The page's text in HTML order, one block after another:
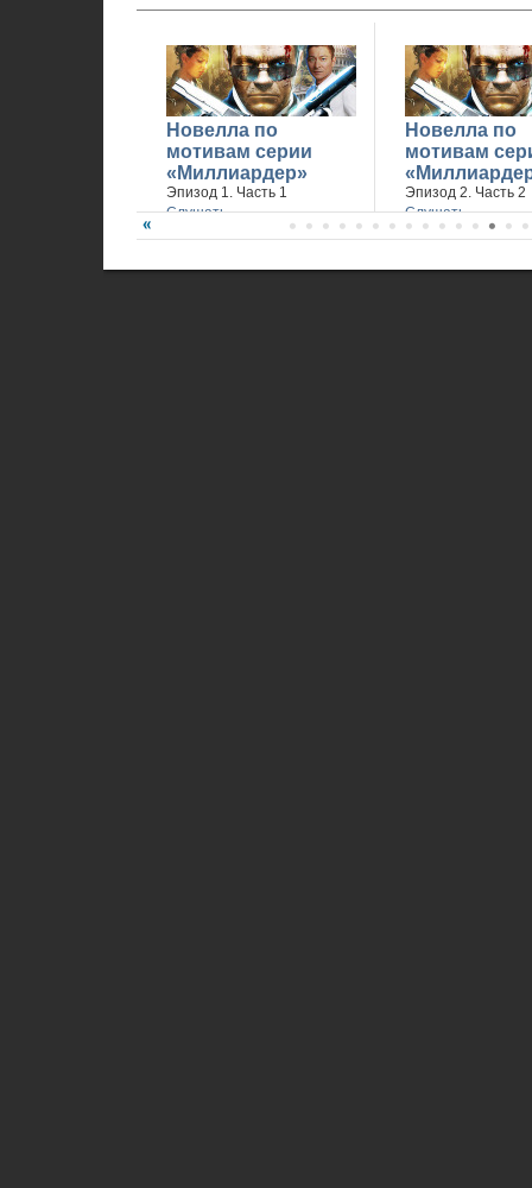
Новелла по
мотивам серии
«Миллиардер»
Эпизод 1. Часть 1
Слушать
Новелла по
мотивам
Эпизод 2. Часть 2
Слушать